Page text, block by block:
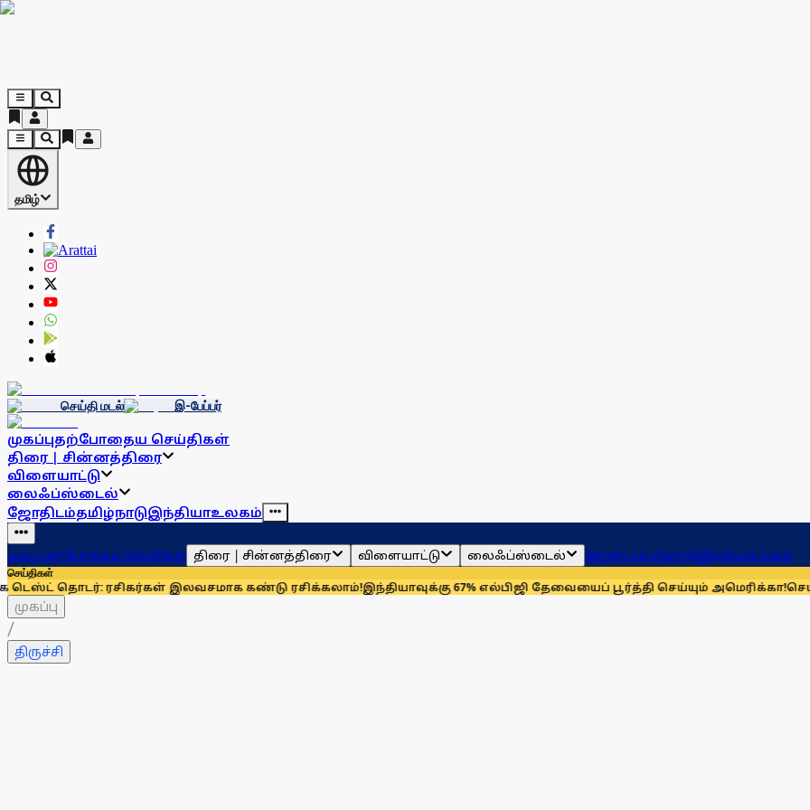
தமிழ்
செய்தி மடல் இ-பேப்பர்
முகப்புதற்போதைய செய்திகள்
திரை | சின்னத்திரை
விளையாட்டு
லைஃப்ஸ்டைல்
ஜோதிடம்தமிழ்நாடுஇந்தியாஉலகம்
முகப்புதற்போதைய செய்திகள் திரை | சின்னத்திரை விளையாட்டு லைஃப்ஸ்டைல் ஜோதிடம்தமிழ்நாடுஇந்தியாஉலகம்
செய்திகள்
ரசிகர்கள் இலவசமாக கண்டு ரசிக்கலாம்! இந்தியாவுக்கு 67% எல்பிஜி தேவையைப் பூர்த்தி செய்யும் அமெரிக்கா!செயின்ட்
முகப்பு
/
திருச்சி